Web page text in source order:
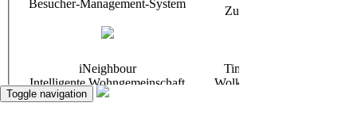
Toggle navigation